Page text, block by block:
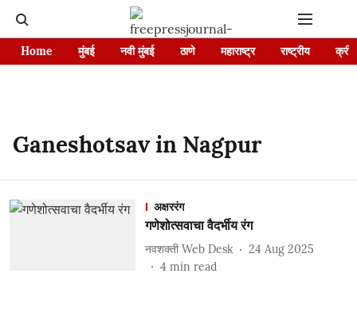
Home मुंबई नवी मुंबई ठाणे महाराष्ट्र राष्ट्रीय
Ganeshotsav in Nagpur
अक्षररंग
गणेशोत्सवाचा वैदर्भीय रंग
नवशक्ती Web Desk
24 Aug 2025
4 min read